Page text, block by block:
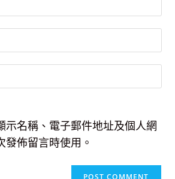
示名稱、電子郵件地址及個人網
發佈留言時使用。